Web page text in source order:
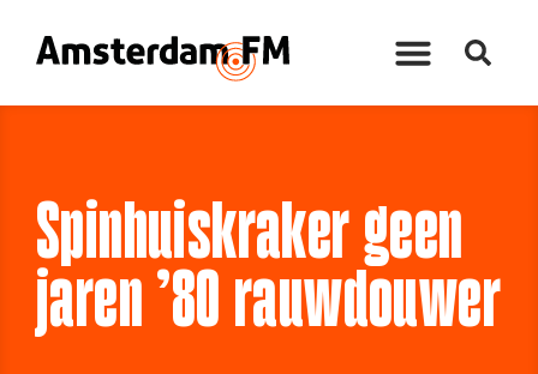
Spinhuiskraker geen
jaren ’80 rauwdouwer